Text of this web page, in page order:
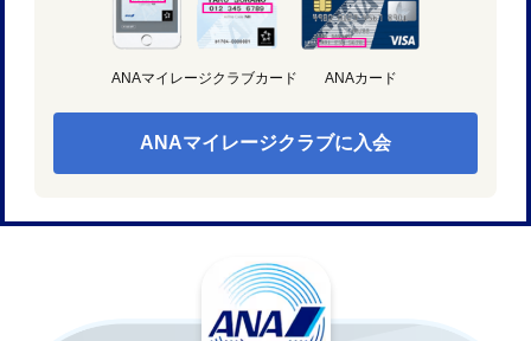
ANAマイレージクラブカード ANAカード
ANAマイレージクラブに入会